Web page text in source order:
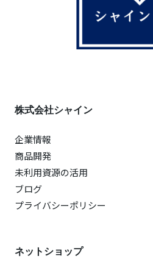
株式会社シャイン
企業情報
商品開発
未利用資源の活用
ブログ
プライバシーポリシー
ネットショップ